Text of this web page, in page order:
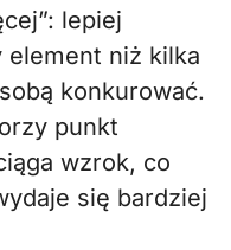
lepiej
element niż kilka
konkurować.
punkt
wzrok, co
się bardziej